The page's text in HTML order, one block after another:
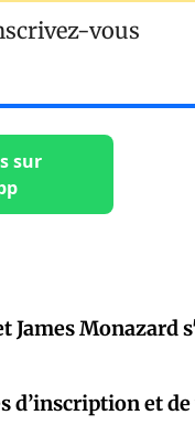
vous
sur
James Monazard
d’inscription et